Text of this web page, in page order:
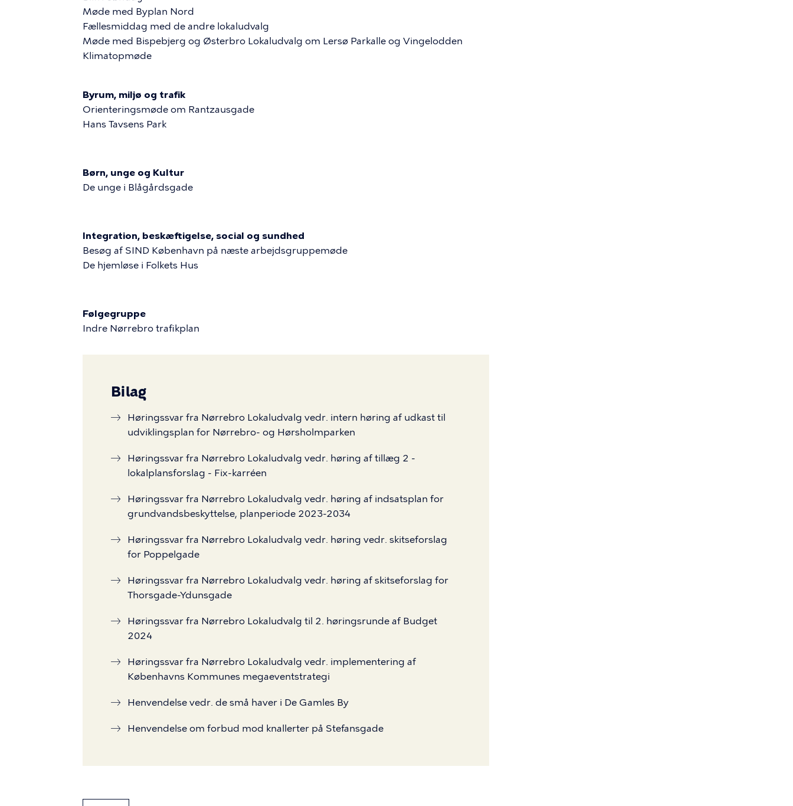
Møde med Byplan Nord
Fællesmiddag med de andre lokaludvalg
Møde med Bispebjerg og Østerbro Lokaludvalg om Lersø Parkalle og Vingelodden
Klimatopmøde
Byrum, miljø og trafik
Orienteringsmøde om Rantzausgade
Hans Tavsens Park
Børn, unge og Kultur
De unge i Blågårdsgade
Integration, beskæftigelse, social og sundhed
Besøg af SIND København på næste arbejdsgruppemøde
De hjemløse i Folkets Hus
Følgegruppe
Indre Nørrebro trafikplan
Bilag
Høringssvar fra Nørrebro Lokaludvalg vedr. intern høring af udkast til
udviklingsplan for Nørrebro- og Hørsholmparken
Høringssvar fra Nørrebro Lokaludvalg vedr. høring af tillæg 2 -
lokalplansforslag - Fix-karréen
Høringssvar fra Nørrebro Lokaludvalg vedr. høring af indsatsplan for
grundvandsbeskyttelse, planperiode 2023-2034
Høringssvar fra Nørrebro Lokaludvalg vedr. høring vedr. skitseforslag
for Poppelgade
Høringssvar fra Nørrebro Lokaludvalg vedr. høring af skitseforslag for
Thorsgade-Ydunsgade
Høringssvar fra Nørrebro Lokaludvalg til 2. høringsrunde af Budget
2024
Høringssvar fra Nørrebro Lokaludvalg vedr. implementering af
Københavns Kommunes megaeventstrategi
Henvendelse vedr. de små haver i De Gamles By
Henvendelse om forbud mod knallerter på Stefansgade